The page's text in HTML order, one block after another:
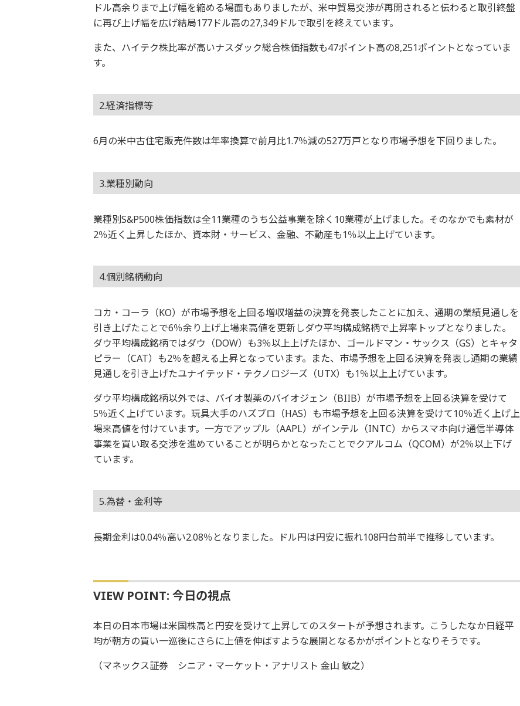
ドル高余りまで上げ幅を縮める場面もありましたが、米中貿易交渉が再開されると伝わると取引終盤
に再び上げ幅を広げ結局177ドル高の27,349ドルで取引を終えています。
また、ハイテク株比率が高いナスダック総合株価指数も47ポイント高の8,251ポイントとなっていま
す。
2.経済指標等
6月の米中古住宅販売件数は年率換算で前月比1.7％減の527万戸となり市場予想を下回りました。
3.業種別動向
業種別S&P500株価指数は全11業種のうち公益事業を除く10業種が上げました。そのなかでも素材が
2％近く上昇したほか、資本財・サービス、金融、不動産も1％以上上げています。
4.個別銘柄動向
コカ・コーラ（KO）が市場予想を上回る増収増益の決算を発表したことに加え、通期の業績見通しを
引き上げたことで6％余り上げ上場来高値を更新しダウ平均構成銘柄で上昇率トップとなりました。
ダウ平均構成銘柄ではダウ（DOW）も3％以上上げたほか、ゴールドマン・サックス（GS）とキャタ
ピラー（CAT）も2％を超える上昇となっています。また、市場予想を上回る決算を発表し通期の業績
見通しを引き上げたユナイテッド・テクノロジーズ（UTX）も1％以上上げています。
ダウ平均構成銘柄以外では、バイオ製薬のバイオジェン（BIIB）が市場予想を上回る決算を受けて
5％近く上げています。玩具大手のハズブロ（HAS）も市場予想を上回る決算を受けて10％近く上げ上
場来高値を付けています。一方でアップル（AAPL）がインテル（INTC）からスマホ向け通信半導体
事業を買い取る交渉を進めていることが明らかとなったことでクアルコム（QCOM）が2％以上下げ
ています。
5.為替・金利等
長期金利は0.04％高い2.08％となりました。ドル円は円安に振れ108円台前半で推移しています。
VIEW POINT: 今日の視点
本日の日本市場は米国株高と円安を受けて上昇してのスタートが予想されます。こうしたなか日経平
均が朝方の買い一巡後にさらに上値を伸ばすような展開となるかがポイントとなりそうです。
（マネックス証券 シニア・マーケット・アナリスト 金山 敏之）